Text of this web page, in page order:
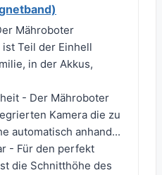
Mähroboter
ist Teil der Einhell
in der Akkus,
- Der Mähroboter
Kamera die zu
automatisch anhand...
- Für den perfekt
die Schnitthöhe des